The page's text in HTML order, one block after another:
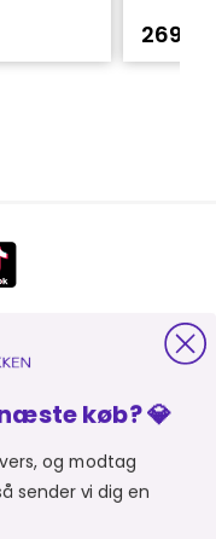
køb? 💎
og modtag
sender vi dig en